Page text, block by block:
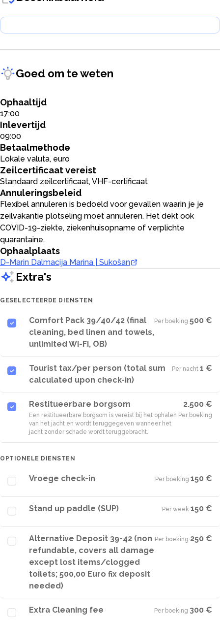
Goed om te weten
Ophaaltijd
17:00
Inlevertijd
09:00
Betaalmethode
Lokale valuta, euro
Zeilcertificaat vereist
Standaard zeilcertificaat, VHF-certificaat
Annuleringsbeleid
Flexibel annuleren is bedoeld voor gevallen waarin je je
zeilvakantie plotseling moet annuleren. Het dekt ook
COVID-19-ziekte, ziekenhuisopname of verplichte
quarantaine.
Ophaalplaats
D-Marin Dalmacija Marina | Sukošan
Extra's
GESELECTEERDE DIENSTEN
Comfort Pack 39/40/42 (final
cleaning, bed linen and towels,
unlimited Wi-Fi, OB)
Per boeking·500 €
Tourist tax/per person (total sum
calculated upon check-in)
Per nacht·1 €
Restitueerbare borgsom
Een restitueerbare borgsom is vereist bij het ophalen
van het jacht en wordt teruggegeven wanneer het
jacht zonder schade wordt teruggebracht.
2.500 €
Per boeking
OPTIONELE DIENSTEN
Vroege check-in Per boeking·150 €
Stand up paddle (SUP) Per week·150 €
Alternative Deposit 39-42 (non
refundable, covers all damage
except lost items/clogged
toilets; 500,00 Euro fix deposit
needed)
Per boeking·250 €
Extra Cleaning fee Per boeking·300 €